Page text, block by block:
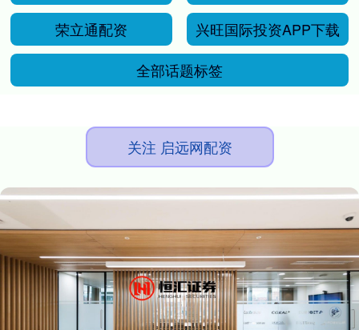
荣立通配资
兴旺国际投资APP下载
全部话题标签
关注 启远网配资